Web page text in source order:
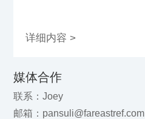
详细内容 >
媒体合作
联系：Joey
邮箱：pansuli@fareastref.com